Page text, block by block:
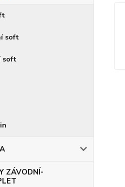
soft
soft
ZÁVODNÍ-